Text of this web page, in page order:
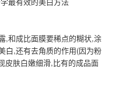
,和成比面膜要稀点的糊状,涂
白,还有去角质的作用(因为粉
皮肤白嫩细滑,比有的成品面